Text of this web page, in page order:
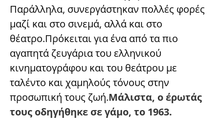
Παράλληλα, συνεργάστηκαν πολλές φορές
μαζί και στο σινεμά, αλλά και στο
θέατρο.Πρόκειται για ένα από τα πιο
αγαπητά ζευγάρια του ελληνικού
κινηματογράφου και του θεάτρου με
ταλέντο και χαμηλούς τόνους στην
προσωπική τους ζωή.Μάλιστα, ο έρωτάς
τους οδηγήθηκε σε γάμο, το 1963.